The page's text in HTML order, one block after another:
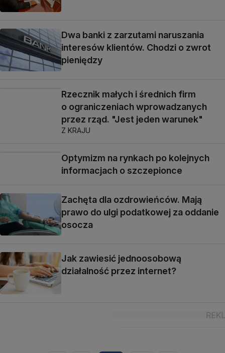
Dwa banki z zarzutami naruszania
interesów klientów. Chodzi o zwrot
pieniędzy
Rzecznik małych i średnich firm
o ograniczeniach wprowadzanych
przez rząd. "Jest jeden warunek"
Z KRAJU
Optymizm na rynkach po kolejnych
informacjach o szczepionce
Zachęta dla ozdrowieńców. Mają
prawo do ulgi podatkowej za oddanie
osocza
Jak zawiesić jednoosobową
działalność przez internet?